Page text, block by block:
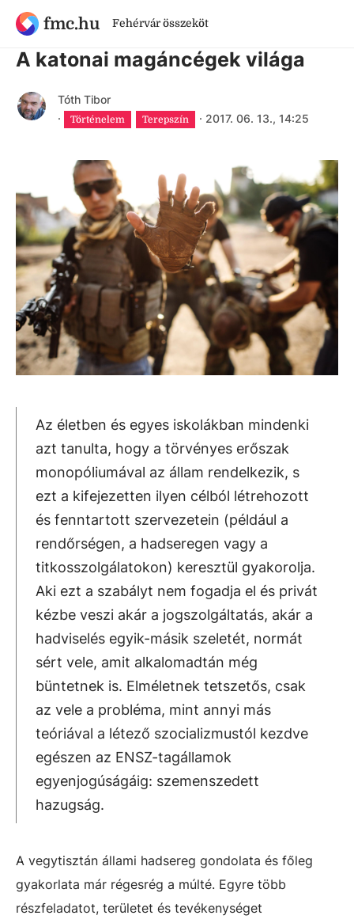
fmc.hu Fehérvár összeköt
9 évnél régebbi cikk
A katonai magáncégek világa
Tóth Tibor
·
Történelem Terepszín · 2017. 06. 13., 14:25
Az életben és egyes iskolákban mindenki
azt tanulta, hogy a törvényes erőszak
monopóliumával az állam rendelkezik, s
ezt a kifejezetten ilyen célból létrehozott
és fenntartott szervezetein (például a
rendőrségen, a hadseregen vagy a
titkosszolgálatokon) keresztül gyakorolja.
Aki ezt a szabályt nem fogadja el és privát
kézbe veszi akár a jogszolgáltatás, akár a
hadviselés egyik-másik szeletét, normát
sért vele, amit alkalomadtán még
büntetnek is. Elméletnek tetszetős, csak
az vele a probléma, mint annyi más
teóriával a létező szocializmustól kezdve
egészen az ENSZ-tagállamok
egyenjogúságáig: szemenszedett
hazugság.
A vegytisztán állami hadsereg gondolata és főleg
gyakorlata már régesrég a múlté. Egyre több
részfeladatot, területet és tevékenységet